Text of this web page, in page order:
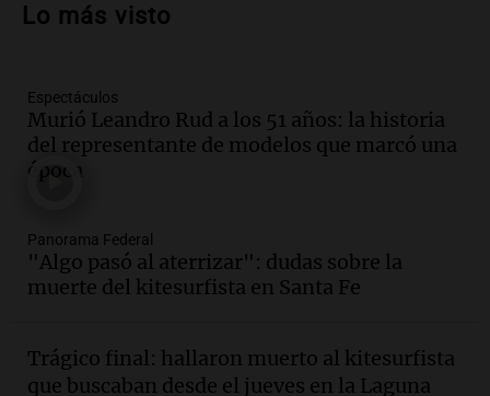
en Villa María
Audio.
la Bulaya abrirá sus puertas mañana con
diversas actividades y sorpresas
Panorama Federal
edificios y proyecta una casa del
estudiante con 48 municipios
involucrados
Episodios
Audio.1° gol de Rosario Central a
Lo más visto
Espectáculos
Murió Leandro Rud a los 51 años: la historia
del representante de modelos que marcó una
época
Panorama Federal
"Algo pasó al aterrizar": dudas sobre la
muerte del kitesurfista en Santa Fe
Trágico final: hallaron muerto al kitesurfista
que buscaban desde el jueves en la Laguna